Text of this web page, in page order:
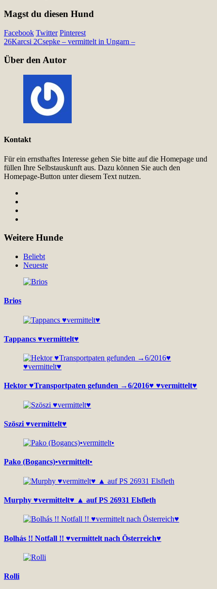
Magst du diesen Hund
Facebook Twitter Pinterest
26Karcsi 2Csepke – vermittelt in Ungarn –
Über den Autor
Kontakt
Für ein ernsthaftes Interesse gehen Sie bitte auf die Homepage und
füllen Ihre Selbstauskunft aus. Dazu können Sie auch den
Homepage-Button unter diesem Text nutzen.
Weitere Hunde
Beliebt
Neueste
Brios
Tappancs ♥vermittelt♥
Hektor ♥Transportpaten gefunden →6/2016♥ ♥vermittelt♥
Szöszi ♥vermittelt♥
Pako (Bogancs)•vermittelt•
Murphy ♥vermittelt♥ ▲ auf PS 26931 Elsfleth
Bolhás !! Notfall !! ♥vermittelt nach Österreich♥
Rolli